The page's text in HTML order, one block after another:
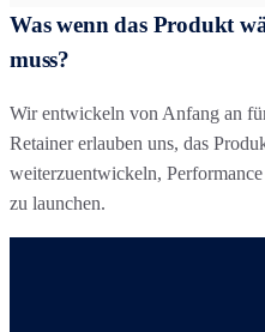
Was wenn das Produkt
muss?
Wir entwickeln von Anfang an
Retainer erlauben uns, das
weiterzuentwickeln,
zu launchen.